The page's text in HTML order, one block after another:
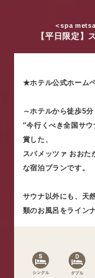
＜spa
【平日限定】
★ホテル公式ホーム
～ホテルから徒歩5分
″今行くべき全国サ
賞した、
スパメッツァ おお
な宿泊プランです。
サウナ以外にも、天
類のお風呂をライン